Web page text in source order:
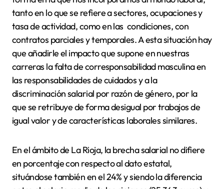
tanto en lo que se refiere a sectores, ocupaciones y
tasa de actividad, como en las condiciones, con
contratos parciales y temporales. A esta situación hay
que añadirle el impacto que supone en nuestras
carreras la falta de corresponsabilidad masculina en
las responsabilidades de cuidados y a la
discriminación salarial por razón de género, por la
que se retribuye de forma desigual por trabajos de
igual valor y de características laborales similares.
En el ámbito de La Rioja, la brecha salarial no difiere
en porcentaje con respecto al dato estatal,
situándose también en el 24% y siendo la diferencia